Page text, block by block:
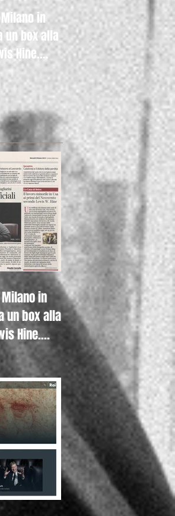
in
un box alla
Hine.
Raicultura.it con la
mostra "Lewis Hine.
Kids" anche nella
in
un box alla
Hine.